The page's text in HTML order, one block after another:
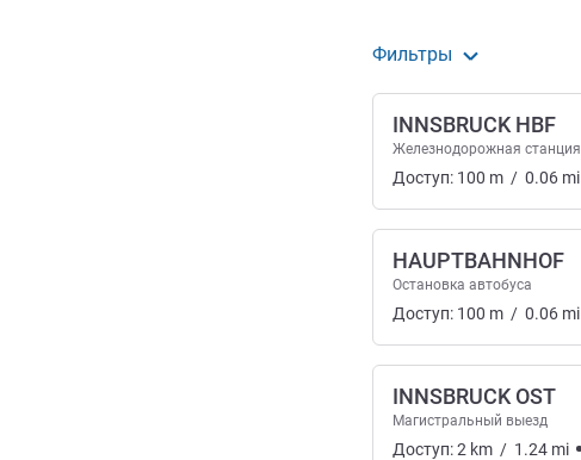
Фильтры
INNSBRUCK HBF
Железнодорожная станция
Доступ: 100 m / 0.06 mi
HAUPTBAHNHOF
Остановка автобуса
Доступ: 100 m / 0.06 mi
INNSBRUCK OST
Магистральный выезд
Доступ:2 km / 1.24 mi